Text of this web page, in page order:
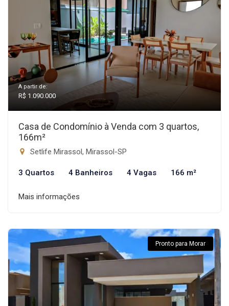
A partir de:
R$ 1.090.000
Casa de Condomínio à Venda com 3 quartos,
166m²
Setlife Mirassol, Mirassol-SP
3 Quartos 4 Banheiros 4 Vagas 166 m²
Mais informações
Pronto para Morar